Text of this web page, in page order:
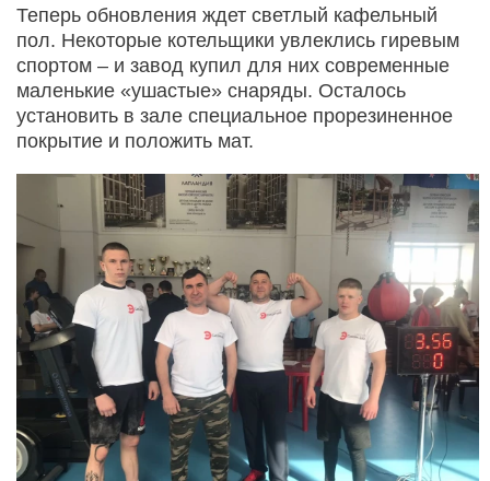
Теперь обновления ждет светлый кафельный
пол. Некоторые котельщики увлеклись гиревым
спортом – и завод купил для них современные
маленькие «ушастые» снаряды. Осталось
установить в зале специальное прорезиненное
покрытие и положить мат.